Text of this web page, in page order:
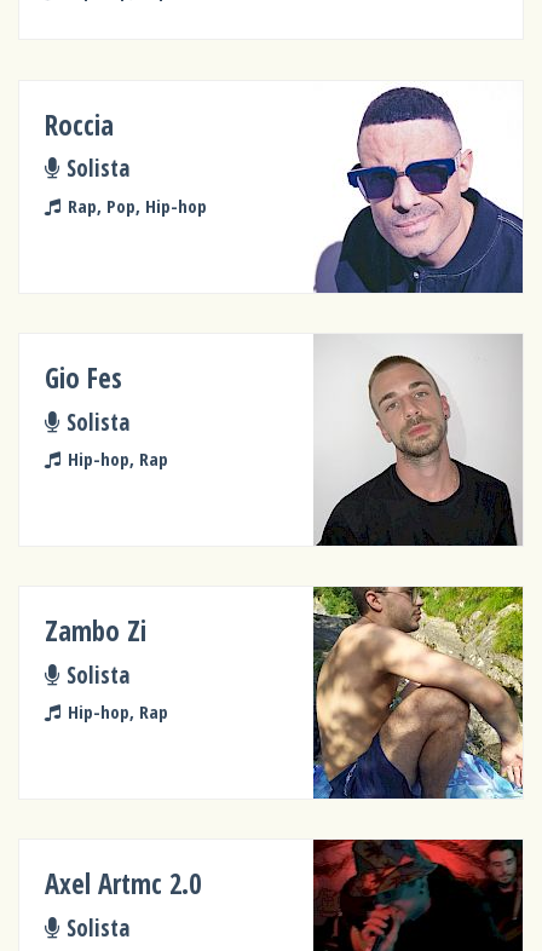
Roccia
Solista
Rap, Pop, Hip-hop
Gio Fes
Solista
Hip-hop, Rap
Zambo Zi
Solista
Hip-hop, Rap
Axel Artmc 2.0
Solista